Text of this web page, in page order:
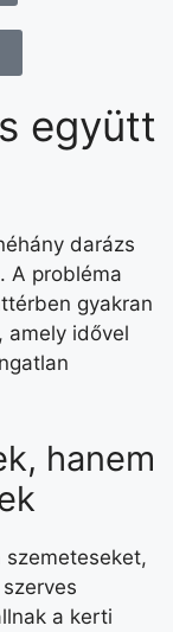
együtt
darázs
A probléma
gyakran
amely idővel
hanem
szemeteseket,
a kerti